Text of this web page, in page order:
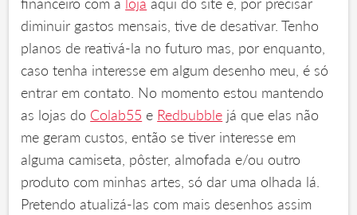
diminuir gastos mensais, tive de desativar. Tenho
planos de reativá-la no futuro mas, por enquanto,
caso tenha interesse em algum desenho meu, é só
entrar em contato. No momento estou mantendo
as lojas do Colab55 e Redbubble já que elas não
me geram custos, então se tiver interesse em
alguma camiseta, pôster, almofada e/ou outro
produto com minhas artes, só dar uma olhada lá.
Pretendo atualizá-las com mais desenhos assim